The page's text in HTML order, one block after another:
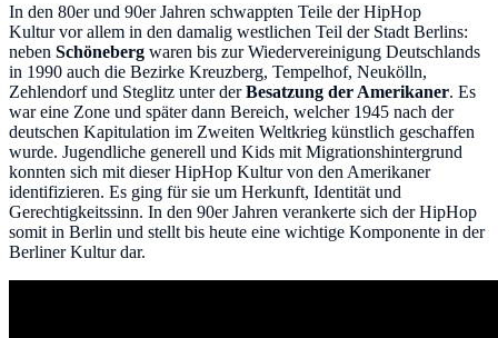
In den 80er und 90er Jahren schwappten Teile der HipHop
Kultur vor allem in den damalig westlichen Teil der Stadt Berlins:
neben Schöneberg waren bis zur Wiedervereinigung Deutschlands
in 1990 auch die Bezirke Kreuzberg, Tempelhof, Neukölln,
Zehlendorf und Steglitz unter derBesatzung der Amerikaner. Es
war eine Zone und später dann Bereich, welcher 1945 nach der
deutschen Kapitulation im Zweiten Weltkrieg künstlich geschaffen
wurde. Jugendliche generell und Kids mit Migrationshintergrund
konnten sich mit dieser HipHop Kultur von den Amerikaner
identifizieren. Es ging für sie um Herkunft, Identität und
Gerechtigkeitssinn. In den 90er Jahren verankerte sich der HipHop
somit in Berlin und stellt bis heute eine wichtige Komponente in der
Berliner Kultur dar.